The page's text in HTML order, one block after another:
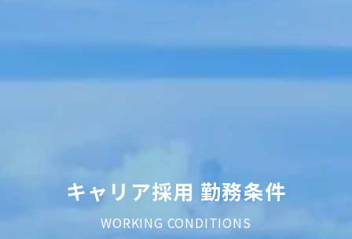
キャリア採用 勤務条件
WORKING CONDITIONS